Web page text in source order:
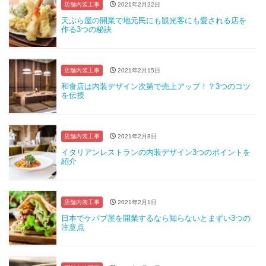
店舗内装工事 2021年2月22日
天ぷら屋の開業で地元民にも観光客にも愛される店を
作る3つの秘訣
店舗内装工事 2021年2月15日
和食店は内装デザイン次第で売上アップ！？3つのコツ
を伝授
店舗内装工事 2021年2月8日
イタリアンレストランの内装デザイン3つのポイントを
紹介
店舗内装工事 2021年2月1日
日本でケバブ屋を開業するなら知らないとまずい3つの
注意点